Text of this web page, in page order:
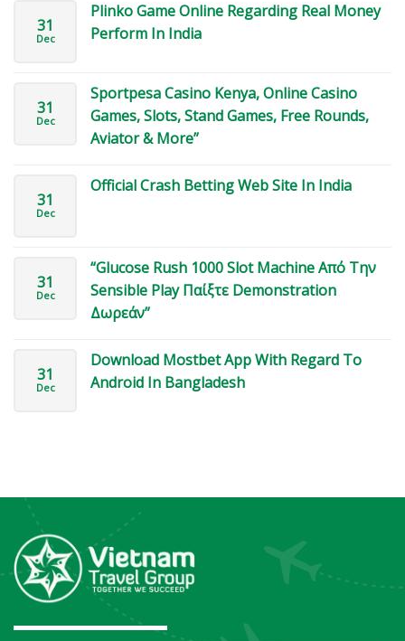
31
Dec
Plinko Game Online Regarding Real Money
Perform In India
31
Dec
Sportpesa Casino Kenya, Online Casino
Games, Slots, Stand Games, Free Rounds,
Aviator & More”
31
Dec
Official Crash Betting Web Site In India
31
Dec
“Glucose Rush 1000 Slot Machine Από Την
Sensible Play Παίξτε Demonstration
Δωρεάν”
31
Dec
Download Mostbet App With Regard To
Android In Bangladesh